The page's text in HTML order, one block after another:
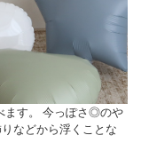
ます。 今っぽさ◎のや
などから浮くことな